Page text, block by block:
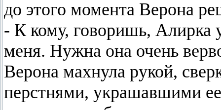
до этого момента Верона
- К кому, говоришь, Алирка
меня. Нужна она очень
Верона махнула рукой,
перстнями, украшавшими